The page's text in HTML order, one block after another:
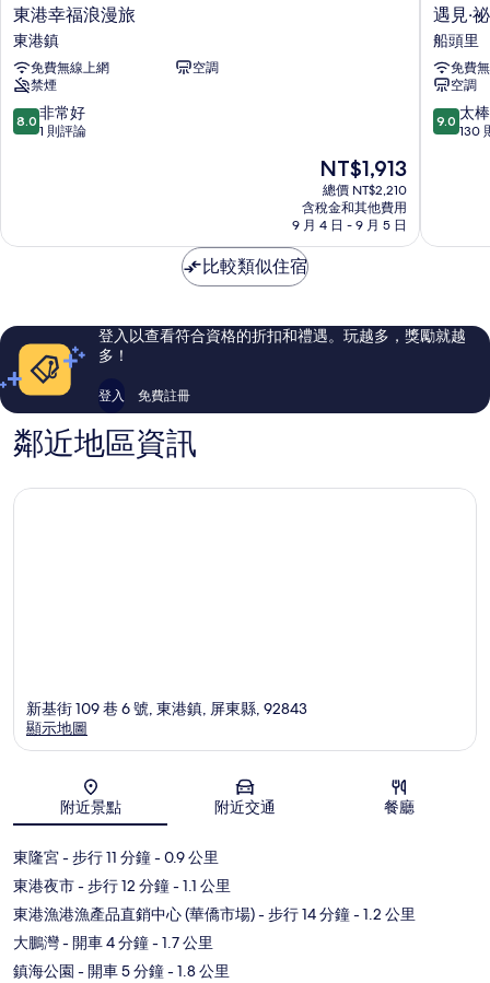
東
港
幸
福
浪
漫
旅
東港幸福浪漫旅
東港鎮
免費無線上網
空調
禁煙
8.0
分，
常
評
論
8.0 非常好
1 則評論
現
在
價
格
為
NT$1,913
總價 NT$2,210
含稅金和其他費用
9 月 4 日 - 9 月 5 日
遇
見‧
祕
境
民
宿
船
遇見‧
船頭里
免費
空調
9.0
分，
棒
評
論
9.0 太
130
比較類似住宿
登入以查看符合資格的折扣和禮遇。玩越多，獎勵就越
多！
登入 免費註冊
鄰近地區資訊
地圖
新基街 109 巷 6 號, 東港鎮, 屏東縣, 92843
顯示地圖
附近景點 附近交通 餐廳
東隆宮- 步行 11 分鐘- 0.9 公里
東港夜市- 步行 12 分鐘- 1.1 公里
東港漁港漁產品直銷中心 (華僑市場)- 步行 14 分鐘- 1.2 公里
大鵬灣- 開車 4 分鐘- 1.7 公里
鎮海公園 - 開車 5 分鐘- 1.8 公里